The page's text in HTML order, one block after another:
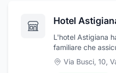
Hotel
L'hotel Astigiana
familiare che
accogliente e
particolarmente
Via Busci, 10,